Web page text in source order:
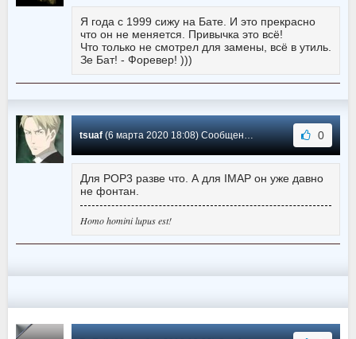
Я года с 1999 сижу на Бате. И это прекрасно
что он не меняется. Привычка это всё!
Что только не смотрел для замены, всё в утиль.
Зе Бат! - Форевер! )))
tsuaf(6 марта 2020 18:08) Сообщение #107 0
Для POP3 разве что. А для IMAP он уже давно
не фонтан.
Homo homini lupus est!